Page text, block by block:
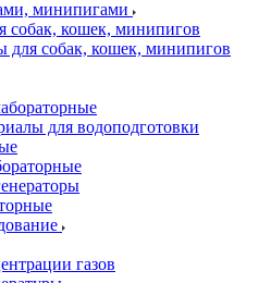
минипигами
собак, кошек, минипигов
для собак, кошек, минипигов
для водоподготовки
газов